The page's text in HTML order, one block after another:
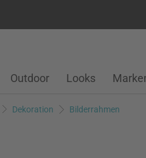
Seiteninhalt
Suchfeld
Outdoor Looks
Dekoration Bilderrahmen